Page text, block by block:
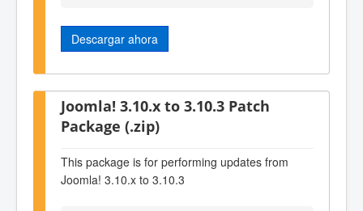
Descargar ahora
Joomla! 3.10.x to 3.10.3 Patch
Package (.zip)
This package is for performing updates from
Joomla! 3.10.x to 3.10.3